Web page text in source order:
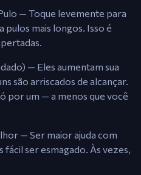
— Toque levemente para
pulos mais longos. Isso é
— Eles aumentam sua
são arriscados de alcançar.
por um — a menos que você
— Ser maior ajuda com
ser esmagado. Às vezes,